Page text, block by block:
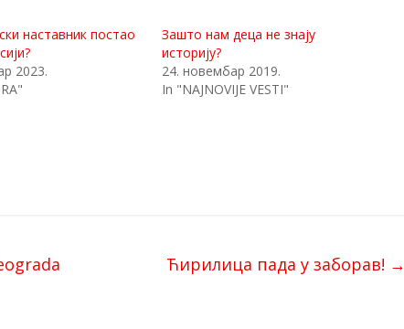
наставник постао
2023.
Зашто нам деца не знају
историју?
24. новембар 2019.
In "NAJNOVIJE VESTI"
Ћирилица пада у заборав! →